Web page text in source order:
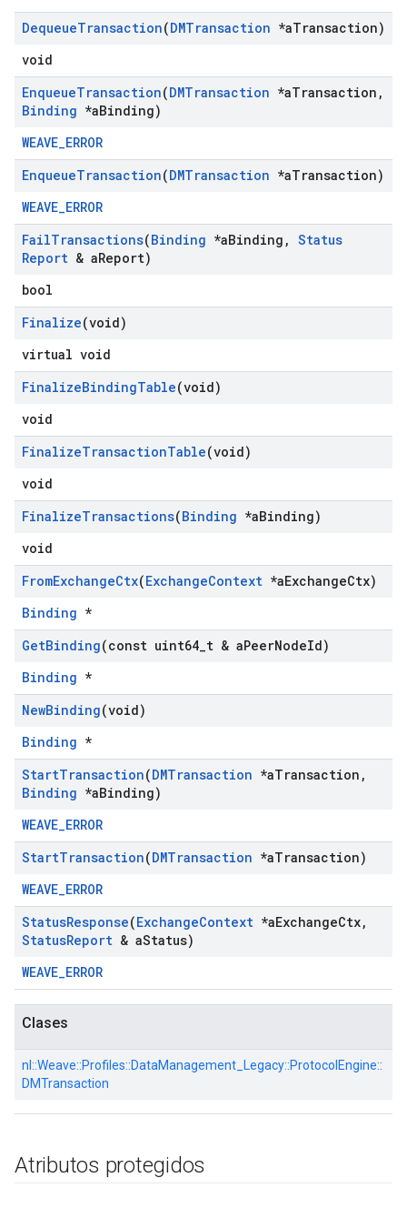
DequeueTransaction(DMTransaction *aTransaction)
void
EnqueueTransaction(DMTransaction *aTransaction ,
Binding *aBinding)
WEAVE_ERROR
EnqueueTransaction(DMTransaction *aTransaction)
WEAVE_ERROR
FailTransactions(Binding *aBinding , Status
Report & aReport)
bool
Finalize(void)
virtual void
FinalizeBindingTable(void)
void
FinalizeTransactionTable(void)
void
FinalizeTransactions(Binding *aBinding)
void
FromExchangeCtx(ExchangeContext *aExchangeCtx)
Binding *
GetBinding(const uint64 t & aPeerNodeId)
Binding *
NewBinding(void)
Binding *
StartTransaction(DMTransaction *aTransaction ,
Binding *aBinding)
WEAVE_ERROR
StartTransaction(DMTransaction *aTransaction)
WEAVE_ERROR
StatusResponse(ExchangeContext *aExchangeCtx,
StatusReport & aStatus)
WEAVE_ERROR
Clases
nl::Weave::Profiles::DataManagement_Legacy::ProtocolEngine::
DMTransaction
Atributos protegidos